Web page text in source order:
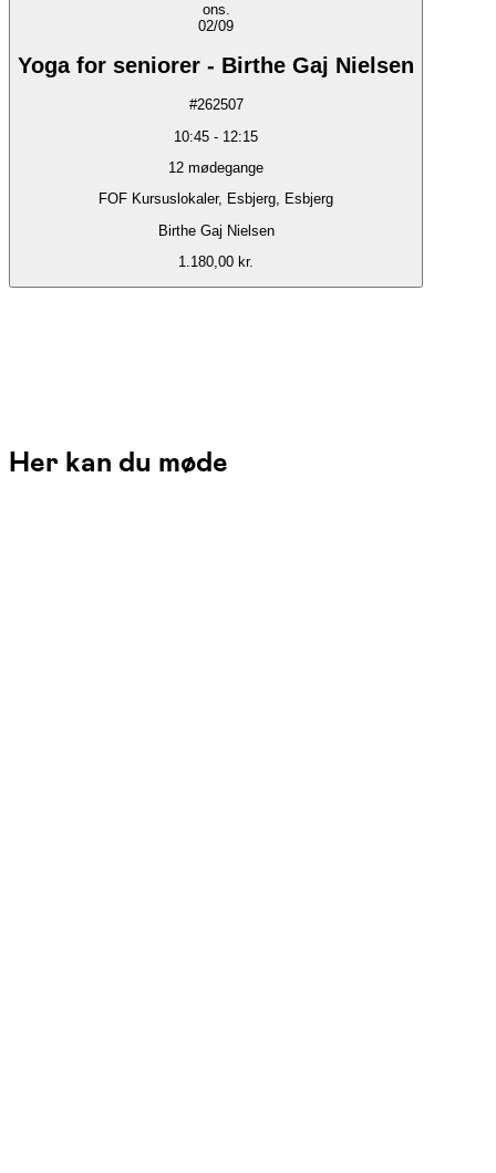
ons.
02/09
Yoga for seniorer - Birthe Gaj Nielsen
#262507
10:45 - 12:15
12 mødegange
FOF Kursuslokaler, Esbjerg, Esbjerg
Birthe Gaj Nielsen
1.180,00 kr.
Her kan du møde